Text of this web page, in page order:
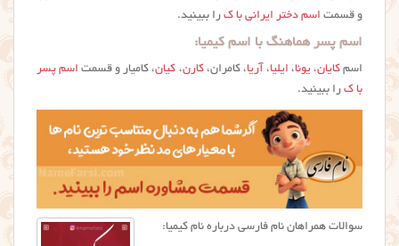
و قسمت اسم دختر ایرانی با ک را ببینید.
اسم پسر هماهنگ با اسم کیمیا:
اسمکایان،یونا، ایلیا، آریا، کامران،کارن، کیان، کامیار و قسمت اسم پسر
با ک را ببینید.
سوالات همراهان نام فارسی درباره نام کیمیا: